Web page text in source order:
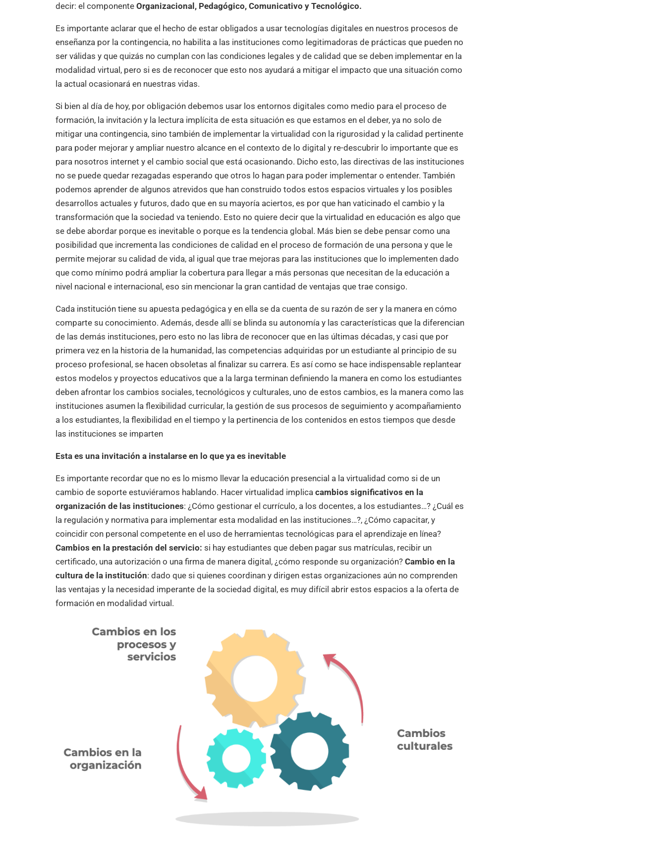
decir: el componente Organizacional, Pedagógico, Comunicativo y Tecnológico.
Es importante aclarar que el hecho de estar obligados a usar tecnologías digitales en nuestros procesos de
enseñanza por la contingencia, no habilita a las instituciones como legitimadoras de prácticas que pueden no
ser válidas y que quizás no cumplan con las condiciones legales y de calidad que se deben implementar en la
modalidad virtual, pero si es de reconocer que esto nos ayudará a mitigar el impacto que una situación como
la actual ocasionará en nuestras vidas.
Si bien al día de hoy, por obligación debemos usar los entornos digitales como medio para el proceso de
formación, la invitación y la lectura implícita de esta situación es que estamos en el deber, ya no solo de
mitigar una contingencia, sino también de implementar la virtualidad con la rigurosidad y la calidad pertinente
para poder mejorar y ampliar nuestro alcance en el contexto de lo digital y re-descubrir lo importante que es
para nosotros internet y el cambio social que está ocasionando. Dicho esto, las directivas de las instituciones
no se puede quedar rezagadas esperando que otros lo hagan para poder implementar o entender. También
podemos aprender de algunos atrevidos que han construido todos estos espacios virtuales y los posibles
desarrollos actuales y futuros, dado que en su mayoría aciertos, es por que han vaticinado el cambio y la
transformación que la sociedad va teniendo. Esto no quiere decir que la virtualidad en educación es algo que
se debe abordar porque es inevitable o porque es la tendencia global. Más bien se debe pensar como una
posibilidad que incrementa las condiciones de calidad en el proceso de formación de una persona y que le
permite mejorar su calidad de vida, al igual que trae mejoras para las instituciones que lo implementen dado
que como mínimo podrá ampliar la cobertura para llegar a más personas que necesitan de la educación a
nivel nacional e internacional, eso sin mencionar la gran cantidad de ventajas que trae consigo.
Cada institución tiene su apuesta pedagógica y en ella se da cuenta de su razón de ser y la manera en cómo
comparte su conocimiento. Además, desde allí se blinda su autonomía y las características que la diferencian
de las demás instituciones, pero esto no las libra de reconocer que en las últimas décadas, y casi que por
primera vez en la historia de la humanidad, las competencias adquiridas por un estudiante al principio de su
proceso profesional, se hacen obsoletas al finalizar su carrera. Es así como se hace indispensable replantear
estos modelos y proyectos educativos que a la larga terminan definiendo la manera en como los estudiantes
deben afrontar los cambios sociales, tecnológicos y culturales, uno de estos cambios, es la manera como las
instituciones asumen la flexibilidad curricular, la gestión de sus procesos de seguimiento y acompañamiento
a los estudiantes, la flexibilidad en el tiempo y la pertinencia de los contenidos en estos tiempos que desde
las instituciones se imparten
Esta es una invitación a instalarse en lo que ya es inevitable
Es importante recordar que no es lo mismo llevar la educación presencial a la virtualidad como si de un
cambio de soporte estuviéramos hablando. Hacer virtualidad implica cambios significativos en la
organización de las instituciones: ¿Cómo gestionar el currículo, a los docentes, a los estudiantes…? ¿Cuál es
la regulación y normativa para implementar esta modalidad en las instituciones…?, ¿Cómo capacitar, y
coincidir con personal competente en el uso de herramientas tecnológicas para el aprendizaje en línea?
Cambios en la prestación del servicio: si hay estudiantes que deben pagar sus matrículas, recibir un
certificado, una autorización o una firma de manera digital, ¿cómo responde su organización? Cambio en la
cultura de la institución: dado que si quienes coordinan y dirigen estas organizaciones aún no comprenden
las ventajas y la necesidad imperante de la sociedad digital, es muy difícil abrir estos espacios a la oferta de
formación en modalidad virtual.